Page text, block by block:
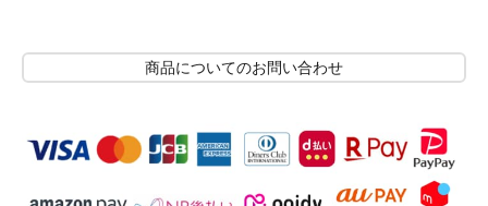
商品についてのお問い合わせ